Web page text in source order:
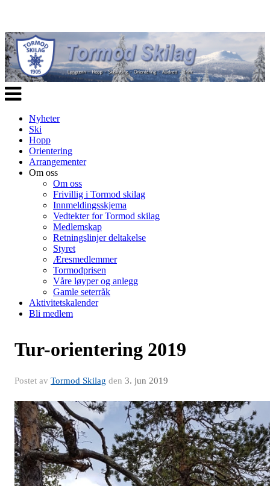
Veksle
navigasjon
Nyheter
Ski
Hopp
Orientering
Arrangementer
Om oss
Om oss
Frivillig i Tormod skilag
Innmeldingsskjema
Vedtekter for Tormod skilag
Medlemskap
Retningslinjer deltakelse
Styret
Æresmedlemmer
Tormodprisen
Våre løyper og anlegg
Gamle seterråk
Aktivitetskalender
Bli medlem
Tur-orientering 2019
Postet av Tormod Skilag den 3. jun 2019